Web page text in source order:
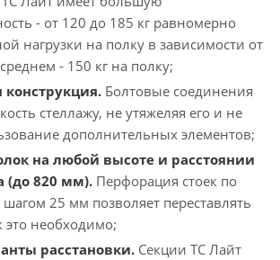
- от 120 до 185 кг равномерно
нагрузки на полку в зависимости от
- 150 кг на полку;
конструкция. Болтовые соединения
стеллажу, не утяжеляя его и не
дополнительных элементов;
на любой высоте и расстоянии
(до 820 мм). Перфорация стоек по
шагом 25 мм позволяет переставлять
это необходимо;
расстановки. Секции ТС Лайт